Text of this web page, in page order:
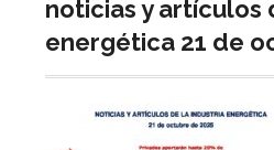
noticias y artículos
energética 21 de